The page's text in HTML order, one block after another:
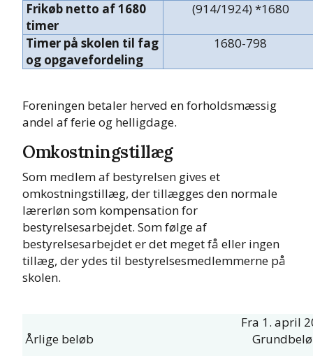
Frikøb netto af 1680
timer
(914/1924) *1680
Timer på skolen til fag
og opgavefordeling
1680-798
Foreningen betaler herved en forholdsmæssig
andel af ferie og helligdage.
Omkostningstillæg
Som medlem af bestyrelsen gives et
omkostningstillæg, der tillægges den normale
lærerløn som kompensation for
bestyrelsesarbejdet. Som følge af
bestyrelsesarbejdet er det meget få eller ingen
tillæg, der ydes til bestyrelsesmedlemmerne på
skolen.
Årlige beløb
Fra 1. april